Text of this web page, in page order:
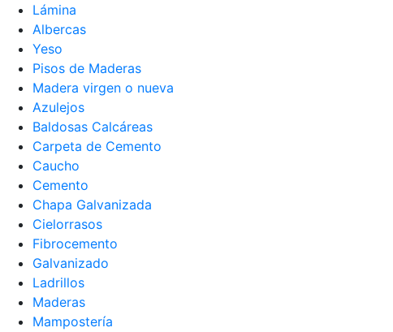
Lámina
Albercas
Yeso
Pisos de Maderas
Madera virgen o nueva
Azulejos
Baldosas Calcáreas
Carpeta de Cemento
Caucho
Cemento
Chapa Galvanizada
Cielorrasos
Fibrocemento
Galvanizado
Ladrillos
Maderas
Mampostería